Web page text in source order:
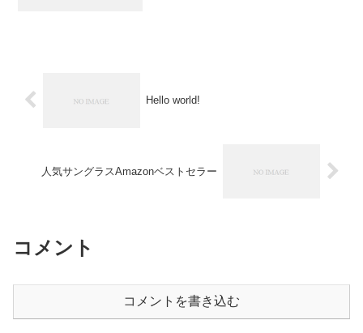
Hello world!
人気サングラスAmazonベストセラー
コメント
コメントを書き込む